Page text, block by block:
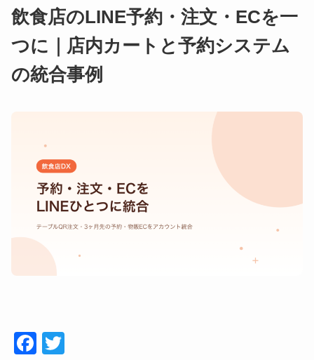
飲食店のLINE予約・注文・ECを一
つに｜店内カートと予約システム
の統合事例
Face